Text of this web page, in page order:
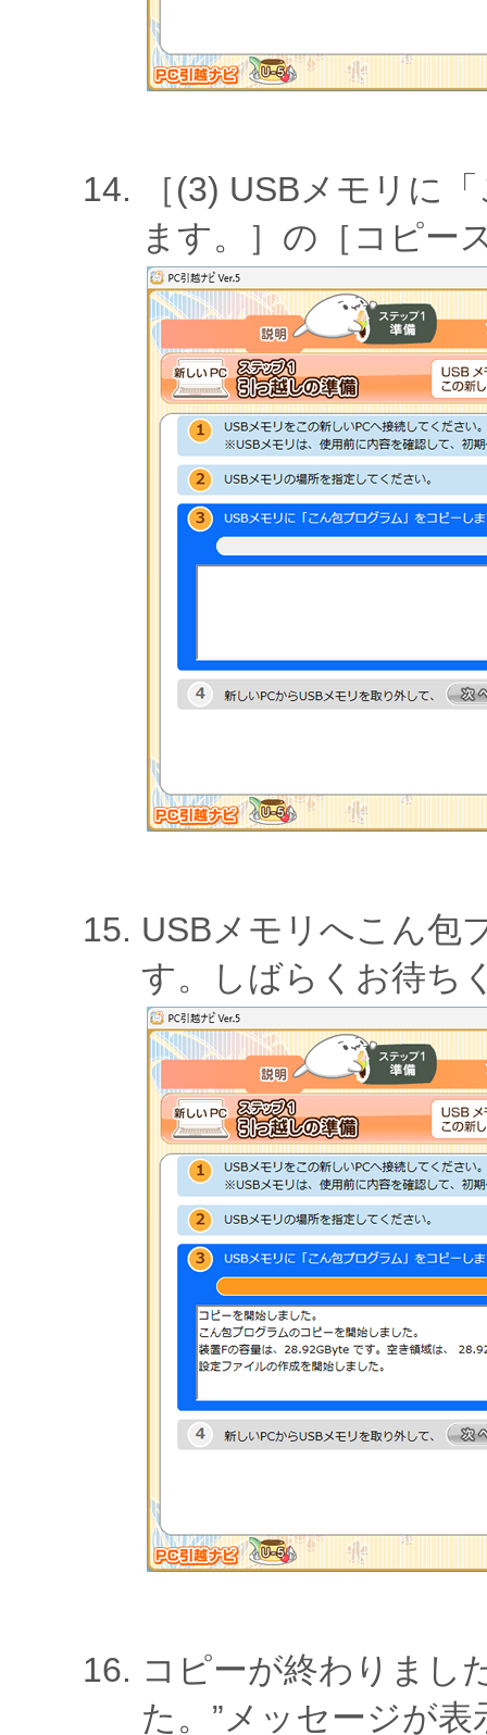
［(3) USBメモリに
ます。］の［コピー
USBメモリへこん包
す。しばらくお待ち
コピーが終わりまし
た。”メッセージが